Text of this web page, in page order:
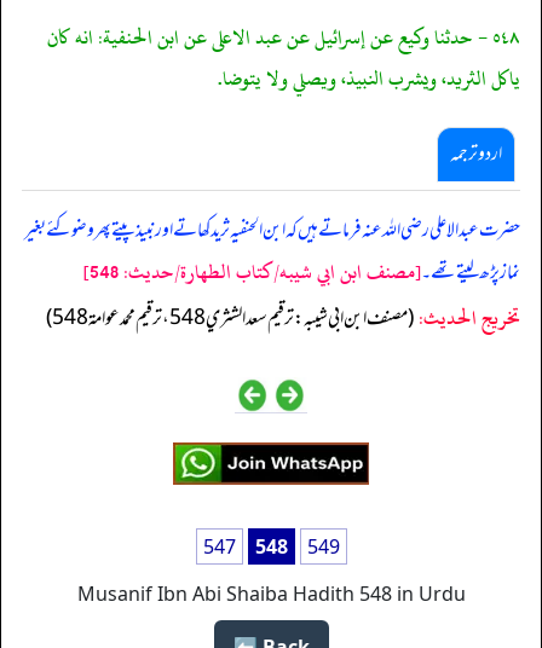
٥٤٨ - حدثنا وكيع عن إسرائيل عن عبد الاعلى عن ابن الحنفية: انه كان
ياكل الثريد، ويشرب النبيذ، ويصلي ولا يتوضا.
اردو ترجمہ
حضرت عبد الاعلی رضی اللہ عنہ فرماتے ہیں کہ ابن الحنفیہ ثرید کھاتے اور نبیذ پیتے پھر وضو کئے بغیر
نماز پڑھ لیتے تھے۔[مصنف ابن ابي شيبه/كتاب الطهارة/حدیث: 548]
تخریج الحدیث:(مصنف ابن ابي شيبه: ترقيم سعد الشثري 548، ترقيم محمد عوامة 548)
547 548
549
Musanif Ibn Abi Shaiba Hadith 548 in Urdu